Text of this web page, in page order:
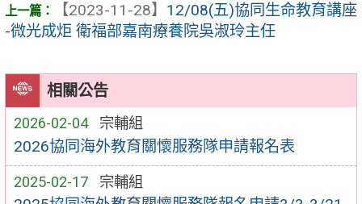
相關公告
2026-02-04 宗輔組
2026協同海外教育關懷服務隊申請報名表
2025-02-17 宗輔組
【2023-11-28】 12/08(五)協同生命教育講座
-微光成炬 衛福部嘉南療養院吳淑玲主任